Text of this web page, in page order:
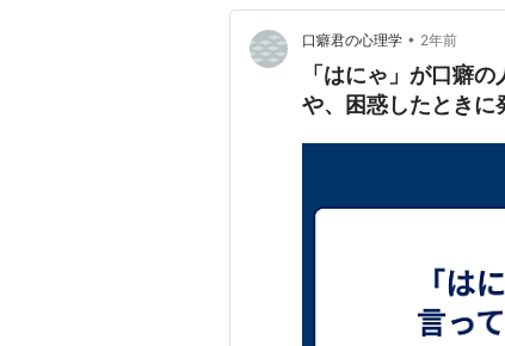
口癖君の心理学 • 2年前
「はにゃ」が口癖
や、困惑したときに